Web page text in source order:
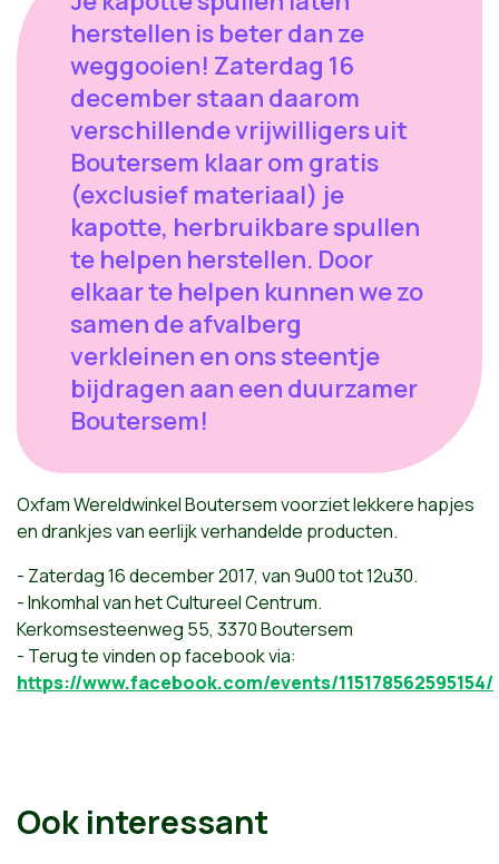
herstellen is beter dan ze
weggooien! Zaterdag 16
december staan daarom
verschillende vrijwilligers uit
Boutersem klaar om gratis
(exclusief materiaal) je
kapotte, herbruikbare spullen
te helpen herstellen. Door
elkaar te helpen kunnen we zo
samen de afvalberg
verkleinen en ons steentje
bijdragen aan een duurzamer
Boutersem!
Oxfam Wereldwinkel Boutersem voorziet lekkere hapjes
en drankjes van eerlijk verhandelde producten.
- Zaterdag 16 december 2017, van 9u00 tot 12u30.
- Inkomhal van het Cultureel Centrum.
Kerkomsesteenweg 55, 3370 Boutersem
- Terug te vinden op facebook via:
https://www.facebook.com/events/115178562595154/
Ook interessant